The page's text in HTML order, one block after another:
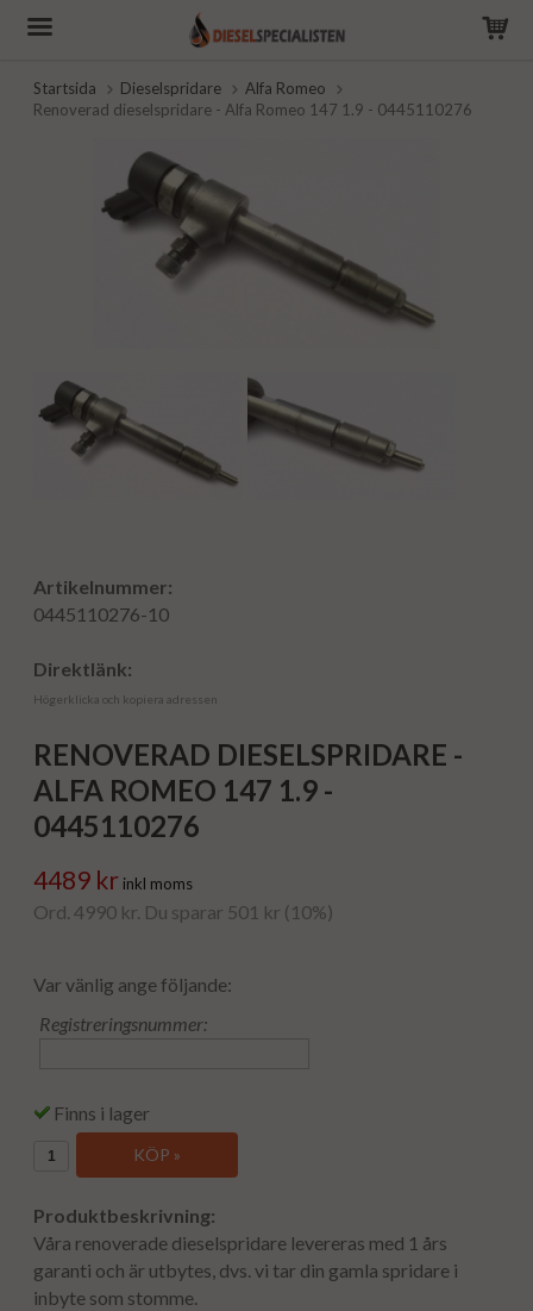
Startsida Dieselspridare
Alfa Romeo
Renoverad dieselspridare - Alfa Romeo 147 1.9 - 0445110276
Artikelnummer:
0445110276-10
Direktlänk:
Högerklicka och kopiera adressen
RENOVERAD DIESELSPRIDARE -
ALFA ROMEO 147 1.9 -
0445110276
4489 kr inkl moms
Ord. 4990 kr. Du sparar 501 kr (10%)
Var vänlig ange följande:
Registreringsnummer:
Finns i lager
KÖP »
Produktbeskrivning:
Våra renoverade dieselspridare levereras med 1 års
garanti och är utbytes, dvs. vi tar din gamla spridare i
inbyte som stomme.